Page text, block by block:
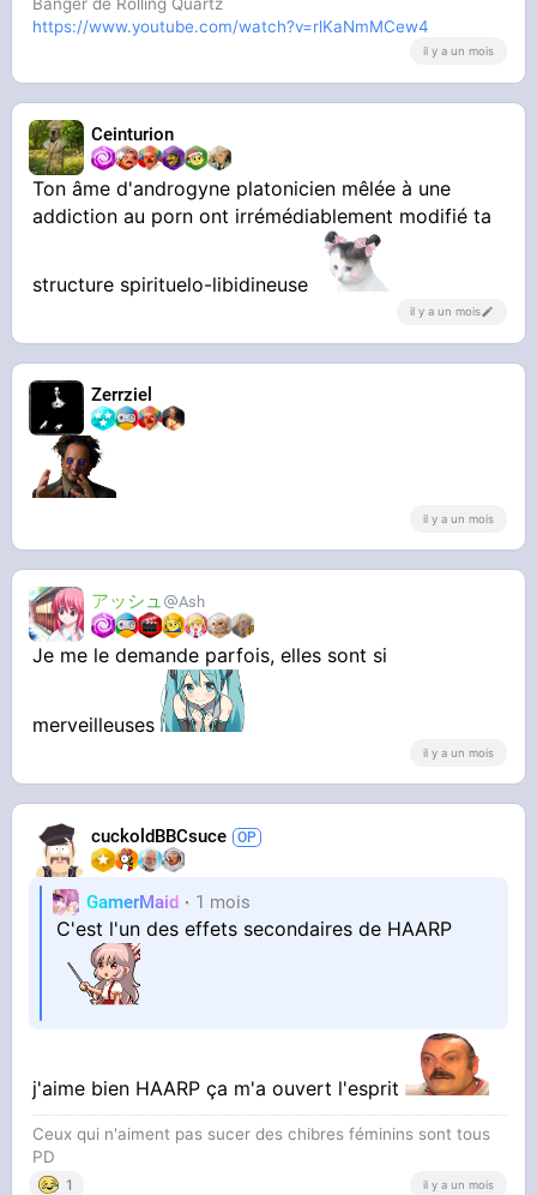
https://www.youtube.com/watch?v=rlKaNmMCew4
il y a un mois
Ceinturion
Ton âme d'androgyne platonicien mêlée à une
addiction au porn ont irrémédiablement modifié ta
structure spirituelo-libidineuse
il y a un mois
Zerrziel
il y a un mois
アッシュ Ash
Je me le demande parfois, elles sont si
merveilleuses
il y a un mois
cuckoldBBCsuce
GamerMaid 1 mois
C'est l'un des effets secondaires de HAARP
j'aime bien HAARP ça m'a ouvert l'esprit
Ceux qui n'aiment pas sucer des chibres féminins sont tous
PD
1 il y a un mois